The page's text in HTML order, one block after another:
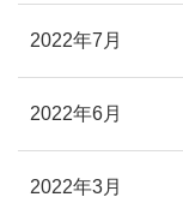
2022年7月
2022年6月
2022年3月